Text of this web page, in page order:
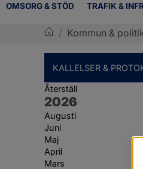
OMSORG & STÖD TRAFIK &
/ Kommun &
KALLELSER &
Återställ
År:
2026
Augusti
Juni
Maj
April
Mars